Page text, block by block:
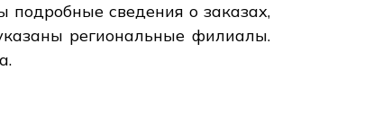
сведения о заказах,
региональные филиалы.